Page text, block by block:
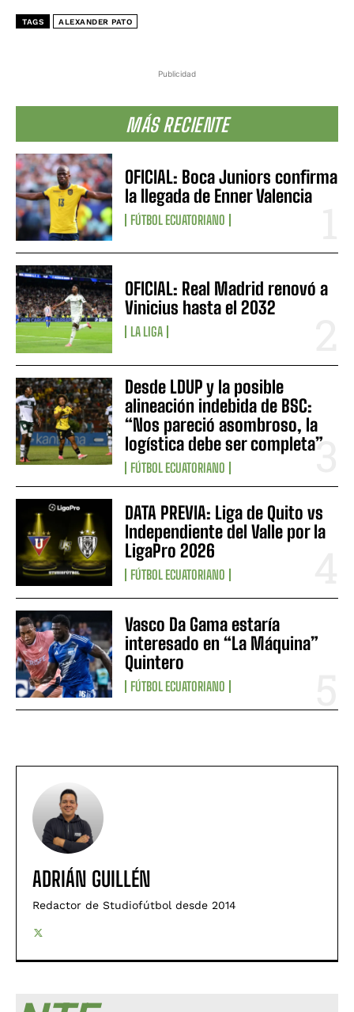
Publicidad
MÁS RECIENTE
OFICIAL: Boca Juniors confirma
la llegada de Enner Valencia
FÚTBOL ECUATORIANO
OFICIAL: Real Madrid renovó a
Vinicius hasta el 2032
LA LIGA
Desde LDUP y la posible
alineación indebida de BSC:
“Nos pareció asombroso, la
logística debe ser completa”
FÚTBOL ECUATORIANO
DATA PREVIA: Liga de Quito vs
Independiente del Valle por la
LigaPro 2026
FÚTBOL ECUATORIANO
Vasco Da Gama estaría
interesado en “La Máquina”
Quintero
FÚTBOL ECUATORIANO
TAGS ALEXANDER PATO
ADRIÁN GUILLÉN
Redactor de Studiofútbol desde 2014